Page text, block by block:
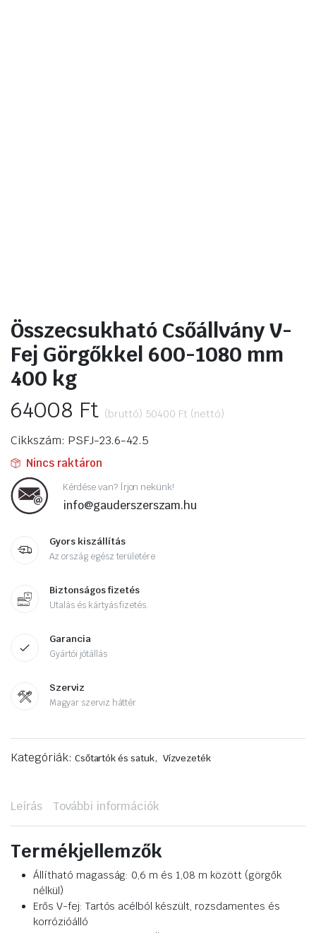
Összecsukható Csőállvány V-
Fej Görgőkkel 600-1080 mm
400 kg
64008 Ft (bruttó) 50400 Ft (nettó)
Cikkszám: PSFJ-23.6-42.5
Nincs raktáron
Kérdése van? Írjon nekünk!
info@gauderszerszam.hu
Gyors kiszállítás
Az ország egész területére
Biztonságos fizetés
Utalás és kártyás fizetés.
Garancia
Gyártói jótállás
Szerviz
Magyar szerviz háttér
Kategóriák: Csőtartók és satuk, Vízvezeték
Leírás További információk
Termékjellemzők
Állítható magasság: 0,6 m és 1,08 m között (görgők
nélkül)
Erős V-fej: Tartós acélból készült, rozsdamentes és
korrózióálló